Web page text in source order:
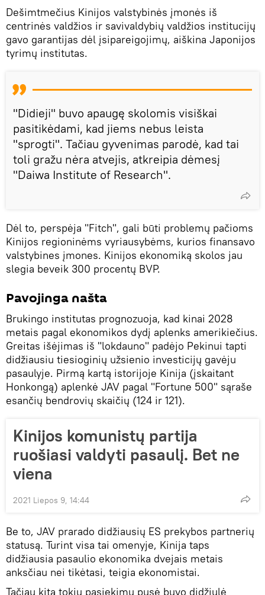
Dešimtmečius Kinijos valstybinės įmonės iš
centrinės valdžios ir savivaldybių valdžios institucijų
gavo garantijas dėl įsipareigojimų, aiškina Japonijos
tyrimų institutas.
"Didieji" buvo apaugę skolomis visiškai
pasitikėdami, kad jiems nebus leista
"sprogti". Tačiau gyvenimas parodė, kad tai
toli gražu nėra atvejis, atkreipia dėmesį
"Daiwa Institute of Research".
Dėl to, perspėja "Fitch", gali būti problemų pačioms
Kinijos regioninėms vyriausybėms, kurios finansavo
valstybines įmones. Kinijos ekonomiką skolos jau
slegia beveik 300 procentų BVP.
Pavojinga našta
Brukingo institutas prognozuoja, kad kinai 2028
metais pagal ekonomikos dydį aplenks amerikiečius.
Greitas išėjimas iš "lokdauno" padėjo Pekinui tapti
didžiausiu tiesioginių užsienio investicijų gavėju
pasaulyje. Pirmą kartą istorijoje Kinija (įskaitant
Honkongą) aplenkė JAV pagal "Fortune 500" sąraše
esančių bendrovių skaičių (124 ir 121).
Kinijos komunistų partija
ruošiasi valdyti pasaulį. Bet ne
viena
2021 Liepos 9, 14:44
Be to, JAV prarado didžiausių ES prekybos partnerių
statusą. Turint visa tai omenyje, Kinija taps
didžiausia pasaulio ekonomika dvejais metais
anksčiau nei tikėtasi, teigia ekonomistai.
Tačiau kita tokių pasiekimų pusė buvo didžiulė